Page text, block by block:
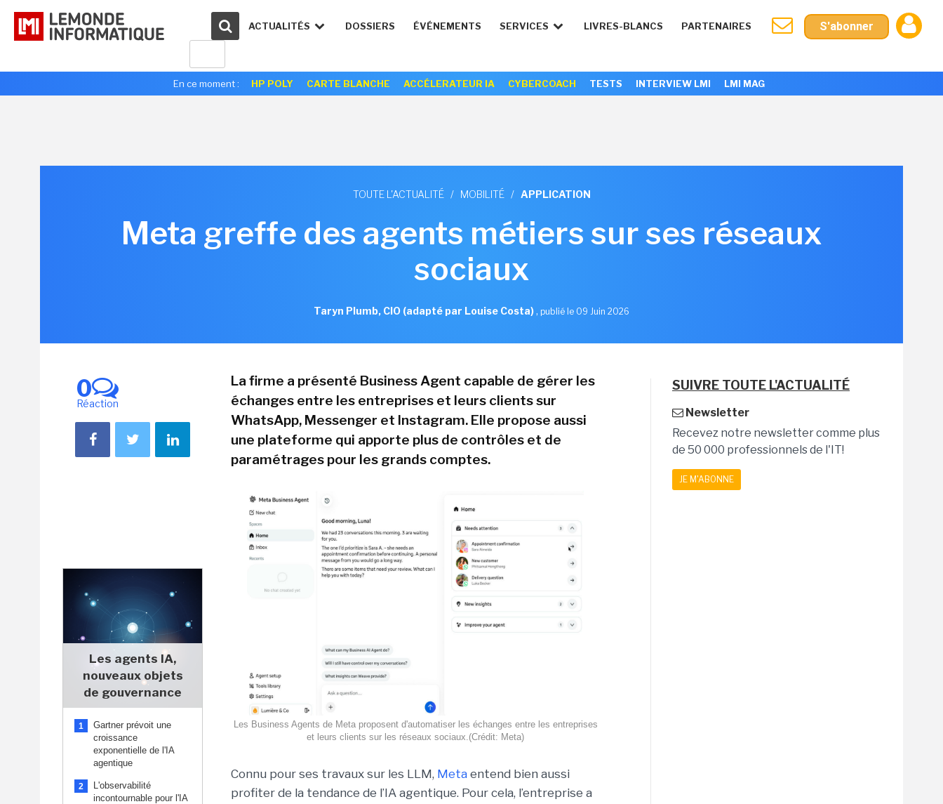
ACTUALITÉS DOSSIERS ÉVÉNEMENTS SERVICES LIVRES-BLANCS PARTENAIRES S'abonner
En ce moment : HP POLY CARTE BLANCHE ACCÉLERATEUR IA CYBERCOACH TESTS INTERVIEW LMI LMI MAG
TOUTE L'ACTUALITÉ / MOBILITÉ / APPLICATION
Meta greffe des agents métiers sur ses réseaux
sociaux
Taryn Plumb, CIO (adapté par Louise Costa), publié le 09 Juin 2026
0
Réaction
Les agents IA,
nouveaux objets
de gouvernance
1
Gartner prévoit une
croissance
exponentielle de l'IA
agentique
2
L'observabilité
incontournable pour l'IA
La firme a présenté Business Agent capable de gérer les
échanges entre les entreprises et leurs clients sur
WhatsApp, Messenger et Instagram. Elle propose aussi
une plateforme qui apporte plus de contrôles et de
paramétrages pour les grands comptes.
Les Business Agents de Meta proposent d'automatiser les échanges entre les entreprises
et leurs clients sur les réseaux sociaux.(Crédit: Meta)
Connu pour ses travaux sur les LLM, Meta entend bien aussi
profiter de la tendance de l’IA agentique. Pour cela, l’entreprise a
SUIVRE TOUTE L'ACTUALITÉ
Newsletter
Recevez notre newsletter comme plus
de 50 000 professionnels de l'IT!
JE M'ABONNE